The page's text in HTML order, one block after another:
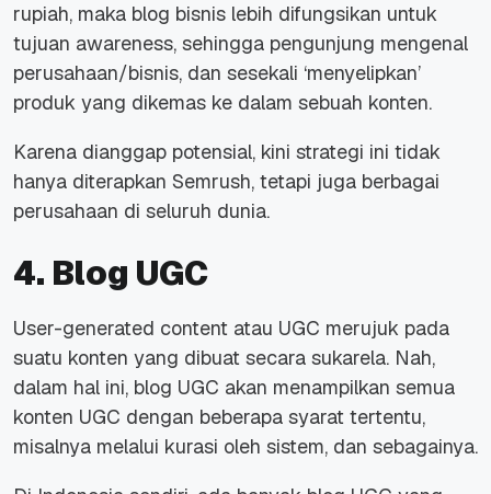
rupiah, maka blog bisnis lebih difungsikan untuk
tujuan awareness, sehingga pengunjung mengenal
perusahaan/bisnis, dan sesekali ‘menyelipkan’
produk yang dikemas ke dalam sebuah konten.
Karena dianggap potensial, kini strategi ini tidak
hanya diterapkan Semrush, tetapi juga berbagai
perusahaan di seluruh dunia.
4. Blog UGC
User-generated content atau UGC merujuk pada
suatu konten yang dibuat secara sukarela. Nah,
dalam hal ini, blog UGC akan menampilkan semua
konten UGC dengan beberapa syarat tertentu,
misalnya melalui kurasi oleh sistem, dan sebagainya.